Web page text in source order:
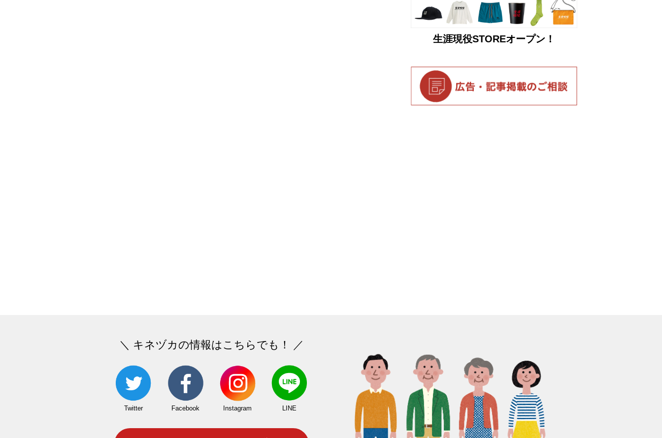
生涯現役STOREオープン！
＼ キネヅカの情報はこちらでも！ ／
Twitter Facebook Instagram LINE